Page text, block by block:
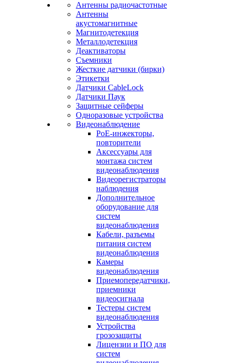
Антенны радиочастотные
Антенны
акустомагнитные
Магнитодетекция
Металлодетекция
Деактиваторы
Съемники
Жесткие датчики (бирки)
Этикетки
Датчики CableLock
Датчики Паук
Защитные сейферы
Одноразовые устройства
Видеонаблюдение
PoE-инжекторы,
повторители
Аксессуары для
монтажа систем
видеонаблюдения
Видеорегистраторы
наблюдения
Дополнительное
оборудование для
систем
видеонаблюдения
Кабели, разъемы
питания систем
видеонаблюдения
Камеры
видеонаблюдения
Приемопередатчики,
приемники
видеосигнала
Тестеры систем
видеонаблюдения
Устройства
грозозащиты
Лицензии и ПО для
систем